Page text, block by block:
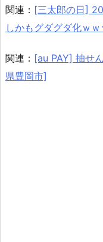
関連： [三太郎の日]
しかもグダグダ化ｗ
関連： [au PAY] 抽せ
県豊岡市]